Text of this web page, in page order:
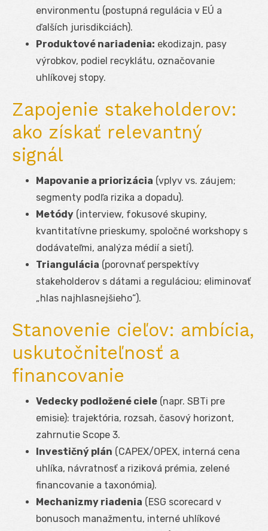
environmentu (postupná regulácia v EÚ a
ďalších jurisdikciách).
Produktové nariadenia: ekodizajn, pasy
výrobkov, podiel recyklátu, označovanie
uhlíkovej stopy.
Zapojenie stakeholderov:
ako získať relevantný
signál
Mapovanie a priorizácia (vplyv vs. záujem;
segmenty podľa rizika a dopadu).
Metódy (interview, fokusové skupiny,
kvantitatívne prieskumy, spoločné workshopy s
dodávateľmi, analýza médií a sietí).
Triangulácia (porovnať perspektívy
stakeholderov s dátami a reguláciou; eliminovať
„hlas najhlasnejšieho“).
Stanovenie cieľov: ambícia,
uskutočniteľnosť a
financovanie
Vedecky podložené ciele (napr. SBTi pre
emisie): trajektória, rozsah, časový horizont,
zahrnutie Scope 3.
Investičný plán (CAPEX/OPEX, interná cena
uhlíka, návratnosť a riziková prémia, zelené
financovanie a taxonómia).
Mechanizmy riadenia (ESG scorecard v
bonusoch manažmentu, interné uhlíkové